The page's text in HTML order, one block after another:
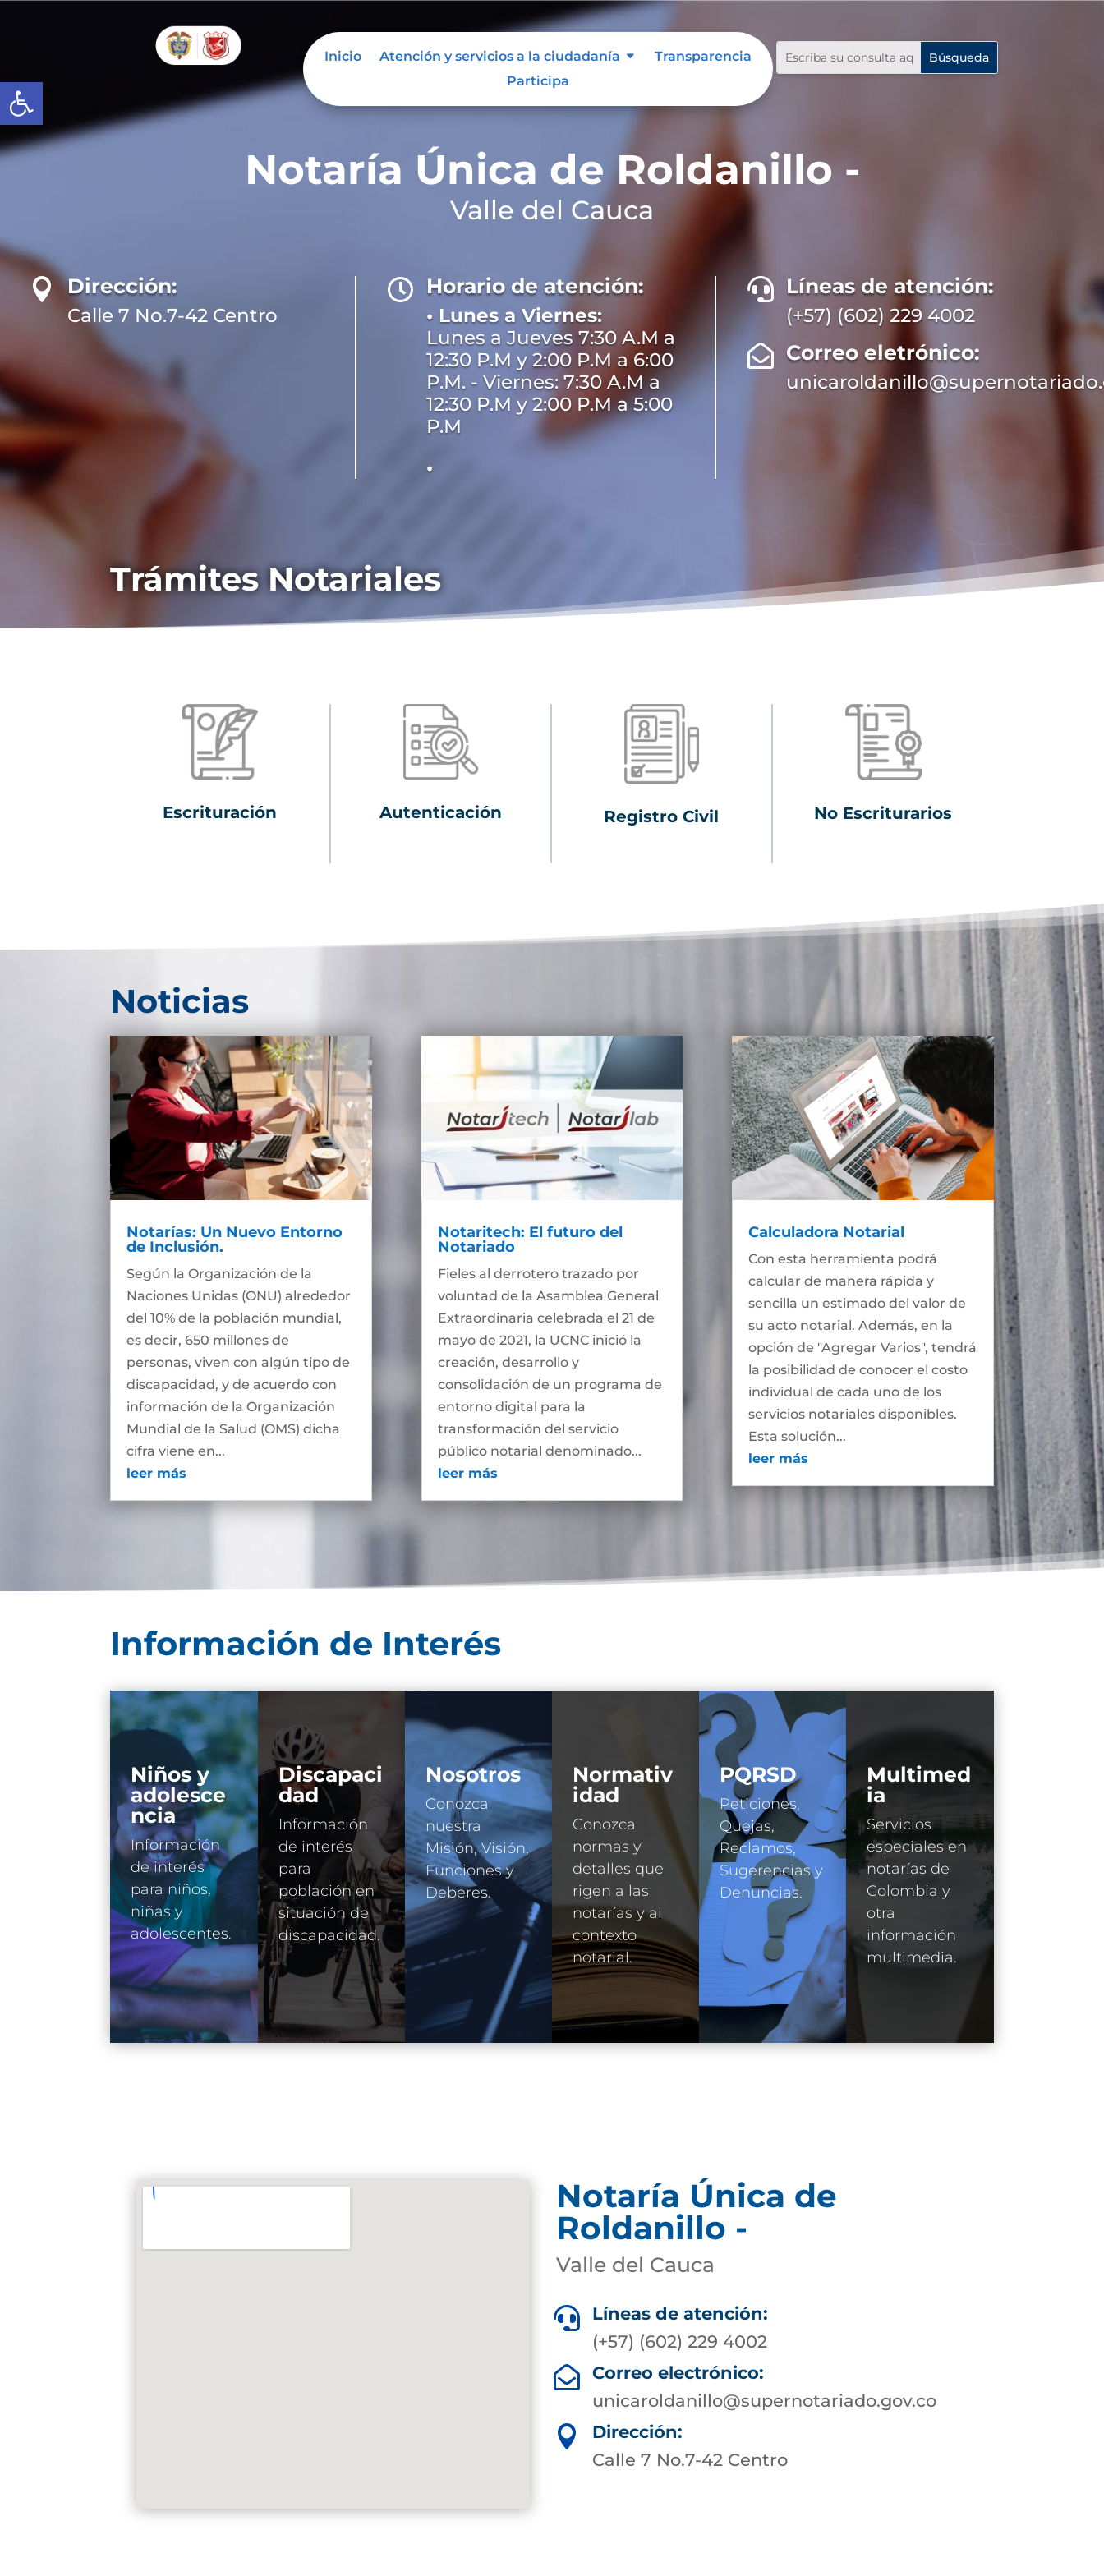
Abrir barra de herramientas
Inicio Atención y servicios a la ciudadanía
Transparencia
Participa
Notaría Única de Roldanillo -
Valle del Cauca
 Dirección:
Calle 7 No.7-42 Centro
 Horario de atención:
• Lunes a Viernes:
Lunes a Jueves 7:30 A.M a
12:30 P.M y 2:00 P.M a 6:00
P.M. - Viernes: 7:30 A.M a
12:30 P.M y 2:00 P.M a 5:00
P.M
•
 Líneas de atención:
(+57) (602) 229 4002
 Correo eletrónico:
Trámites Notariales
Escrituración Autenticación Registro Civil No Escriturarios
Noticias
Notarías: Un Nuevo Entorno
de Inclusión.
Según la Organización de la
Naciones Unidas (ONU) alrededor
del 10% de la población mundial,
es decir, 650 millones de
personas, viven con algún tipo de
discapacidad, y de acuerdo con
información de la Organización
Mundial de la Salud (OMS) dicha
cifra viene en...
leer más
Notaritech: El futuro del
Notariado
Fieles al derrotero trazado por
voluntad de la Asamblea General
Extraordinaria celebrada el 21 de
mayo de 2021, la UCNC inició la
creación, desarrollo y
consolidación de un programa de
entorno digital para la
transformación del servicio
público notarial denominado...
leer más
Calculadora Notarial
Con esta herramienta podrá
calcular de manera rápida y
sencilla un estimado del valor de
su acto notarial. Además, en la
opción de "Agregar Varios", tendrá
la posibilidad de conocer el costo
individual de cada uno de los
servicios notariales disponibles.
Esta solución...
leer más
Información de Interés
Niños y
adolesce
ncia
Información
de interés
para niños,
niñas y
adolescentes.
Discapaci
dad
Información
de interés
para
población en
situación de
discapacidad.
Nosotros
Conozca
nuestra
Misión, Visión,
Funciones y
Deberes.
Normativ
idad
Conozca
normas y
detalles que
rigen a las
notarías y al
contexto
notarial.
PQRSD
Peticiones,
Quejas,
Reclamos,
Sugerencias y
Denuncias.
Multimed
ia
Servicios
especiales en
notarías de
Colombia y
otra
información
multimedia.
Notaría Única de
Roldanillo -
Valle del Cauca

Líneas de atención:
(+57) (602) 229 4002

Correo electrónico:
unicaroldanillo@supernotariado.gov.co

Dirección:
Calle 7 No.7-42 Centro